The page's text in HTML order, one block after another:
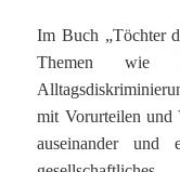
Im Buch „Töchter
Themen wie
mit Vorurteilen und
auseinander und